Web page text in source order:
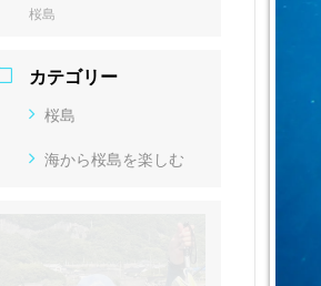
桜島
カテゴリー
桜島
海から桜島を楽しむ